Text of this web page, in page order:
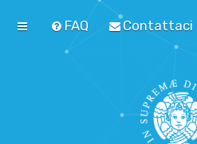
FAQ Contattaci